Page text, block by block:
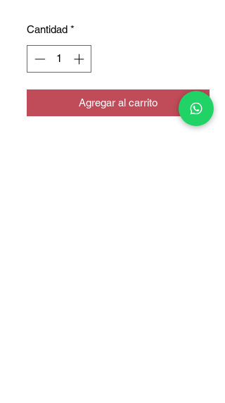
Cantidad *
Agregar al carrito